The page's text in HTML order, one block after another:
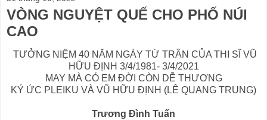
VÒNG NGUYỆT QUẾ CHO PHỐ NÚI
CAO
TƯỞNG NIỆM 40 NĂM NGÀY TỪ TRẦN CỦA THI SĨ VŨ
HỮU ĐỊNH 3/4/1981- 3/4/2021
MAY MÀ CÓ EM ĐỜI CÒN DỄ THƯƠNG
KÝ ỨC PLEIKU VÀ VŨ HỮU ĐỊNH (LÊ QUANG TRUNG)
Trương Đình Tuấn